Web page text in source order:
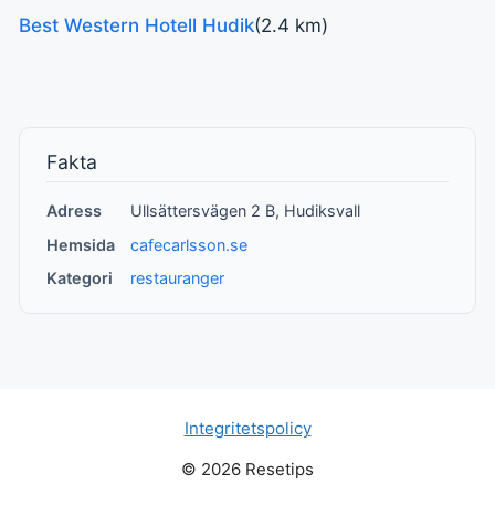
Best Western Hotell Hudik(2.4 km)
Fakta
Adress
Ullsättersvägen 2 B, Hudiksvall
Hemsida
cafecarlsson.se
Kategori
restauranger
Integritetspolicy
© 2026 Resetips